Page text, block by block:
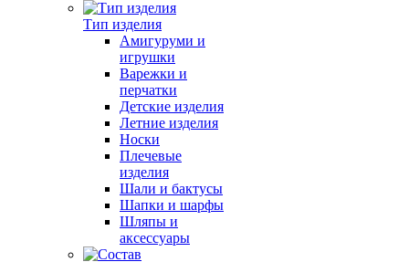
Тип изделия
Амигуруми и
игрушки
Варежки и
перчатки
Детские изделия
Летние изделия
Носки
Плечевые
изделия
Шали и бактусы
Шапки и шарфы
Шляпы и
аксессуары